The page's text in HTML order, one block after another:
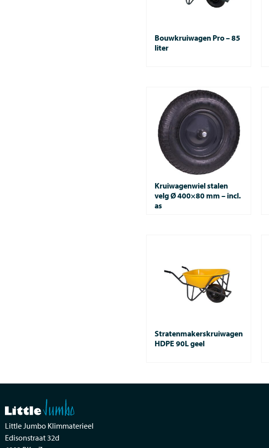
Bouwkruiwagen Pro – 85
liter
Kruiwagenwiel stalen
velg Ø 400×80 mm – incl.
as
Stratenmakerskruiwagen
HDPE 90L geel
Little Jumbo Klimmaterieel
Edisonstraat 32d